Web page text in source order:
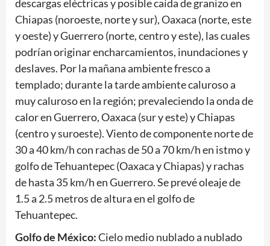
descargas eléctricas y posible caída de granizo en
Chiapas (noroeste, norte y sur), Oaxaca (norte, este
y oeste) y Guerrero (norte, centro y este), las cuales
podrían originar encharcamientos, inundaciones y
deslaves. Por la mañana ambiente fresco a
templado; durante la tarde ambiente caluroso a
muy caluroso en la región; prevaleciendo la onda de
calor en Guerrero, Oaxaca (sur y este) y Chiapas
(centro y suroeste). Viento de componente norte de
30 a 40 km/h con rachas de 50 a 70 km/h en istmo y
golfo de Tehuantepec (Oaxaca y Chiapas) y rachas
de hasta 35 km/h en Guerrero. Se prevé oleaje de
1.5 a 2.5 metros de altura en el golfo de
Tehuantepec.
Golfo de México:Cielo medio nublado a nublado